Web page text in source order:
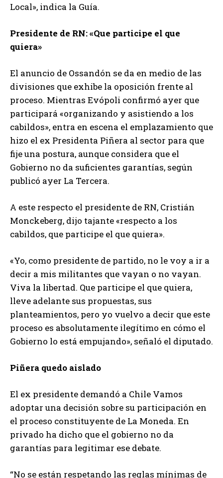
Local», indica la Guía.
Presidente de RN: «Que participe el que
quiera»
El anuncio de Ossandón se da en medio de las
divisiones que exhibe la oposición frente al
proceso. Mientras Evópoli confirmó ayer que
participará «organizando y asistiendo a los
cabildos», entra en escena el emplazamiento que
hizo el ex Presidenta Piñera al sector para que
fije una postura, aunque considera que el
Gobierno no da suficientes garantías, según
publicó ayer La Tercera.
A este respecto el presidente de RN, Cristián
Monckeberg, dijo tajante «respecto a los
cabildos, que participe el que quiera».
«Yo, como presidente de partido, no le voy a ir a
decir a mis militantes que vayan o no vayan.
Viva la libertad. Que participe el que quiera,
lleve adelante sus propuestas, sus
planteamientos, pero yo vuelvo a decir que este
proceso es absolutamente ilegítimo en cómo el
Gobierno lo está empujando», señaló el diputado.
Piñera quedo aislado
El ex presidente demandó a Chile Vamos
adoptar una decisión sobre su participación en
el proceso constituyente de La Moneda. En
privado ha dicho que el gobierno no da
garantías para legitimar ese debate.
“No se están respetando las reglas mínimas de